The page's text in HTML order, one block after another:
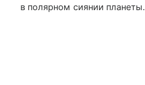
в полярном сиянии планеты.